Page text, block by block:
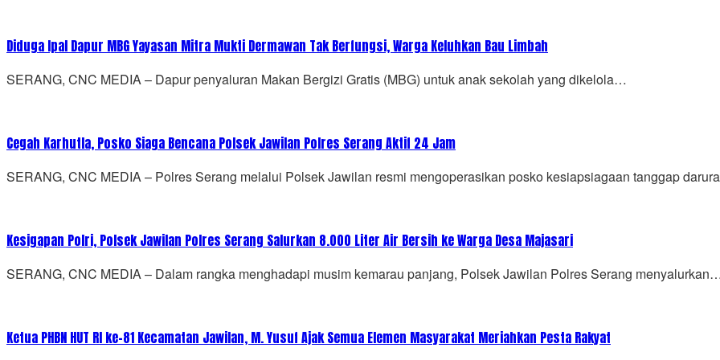
Diduga Ipal Dapur MBG Yayasan Mitra Mukti Dermawan Tak Berfungsi, Warga Keluhkan Bau Limbah
SERANG, CNC MEDIA – Dapur penyaluran Makan Bergizi Gratis (MBG) untuk anak sekolah yang dikelola…
Cegah Karhutla, Posko Siaga Bencana Polsek Jawilan Polres Serang Aktif 24 Jam
SERANG, CNC MEDIA – Polres Serang melalui Polsek Jawilan resmi mengoperasikan posko kesiapsiagaan tanggap
Kesigapan Polri, Polsek Jawilan Polres Serang Salurkan 8.000 Liter Air Bersih ke Warga Desa Majasari
SERANG, CNC MEDIA – Dalam rangka menghadapi musim kemarau panjang, Polsek Jawilan Polres Serang
Ketua PHBN HUT RI ke-81 Kecamatan Jawilan, M. Yusuf Ajak Semua Elemen Masyarakat Meriahkan Pesta Rakyat